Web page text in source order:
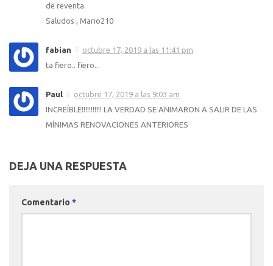
de reventa.
Saludos , Mario210
fabian
octubre 17, 2019 a las 11:41 pm
ta fiero.. fiero..
Paul
octubre 17, 2019 a las 9:03 am
INCREÍBLE!!!!!!!!!!! LA VERDAD SE ANIMARON A SALIR DE LAS
MÍNIMAS RENOVACIONES ANTERIORES
DEJA UNA RESPUESTA
Comentario *